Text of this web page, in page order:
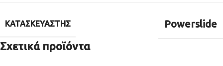
ΚΑΤΑΣΚΕΥΑΣΤΉΣ Powerslide
Σχετικά προϊόντα